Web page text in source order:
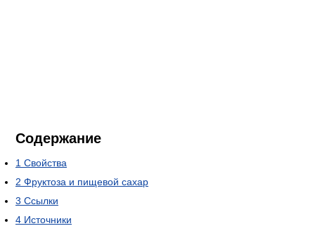
Содержание
1 Свойства
2 Фруктоза и пищевой сахар
3 Ссылки
4 Источники